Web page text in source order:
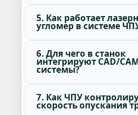
5. Как работает
угломер в системе
6. Для чего в станок
интегрируют CAD/
системы?
7. Как ЧПУ
скорость опускания